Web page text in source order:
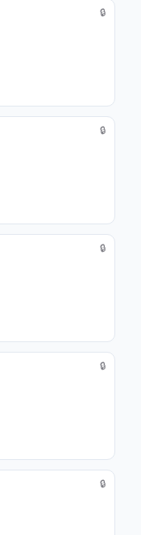
🔒
🔒
🔒
🔒
🔒